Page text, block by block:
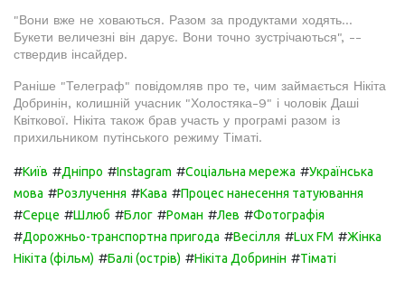
"Вони вже не ховаються. Разом за продуктами ходять...
Букети величезні він дарує. Вони точно зустрічаються", --
ствердив інсайдер.
Раніше "Телеграф" повідомляв про те, чим займається Нікіта
Добринін, колишній учасник "Холостяка-9" і чоловік Даші
Квіткової. Нікіта також брав участь у програмі разом із
прихильником путінського режиму Тіматі.
#Київ #Дніпро #Instagram #Соціальна мережа #Українська
мова #Розлучення #Кава #Процес нанесення татуювання
#Серце #Шлюб #Блог #Роман #Лев #Фотографія
#Дорожньо-транспортна пригода #Весілля #Lux FM #Жінка
Нікіта (фільм) #Балі (острів) #Нікіта Добринін #Тіматі